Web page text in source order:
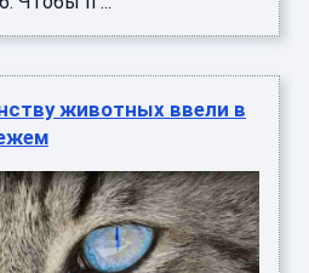
животных ввели в